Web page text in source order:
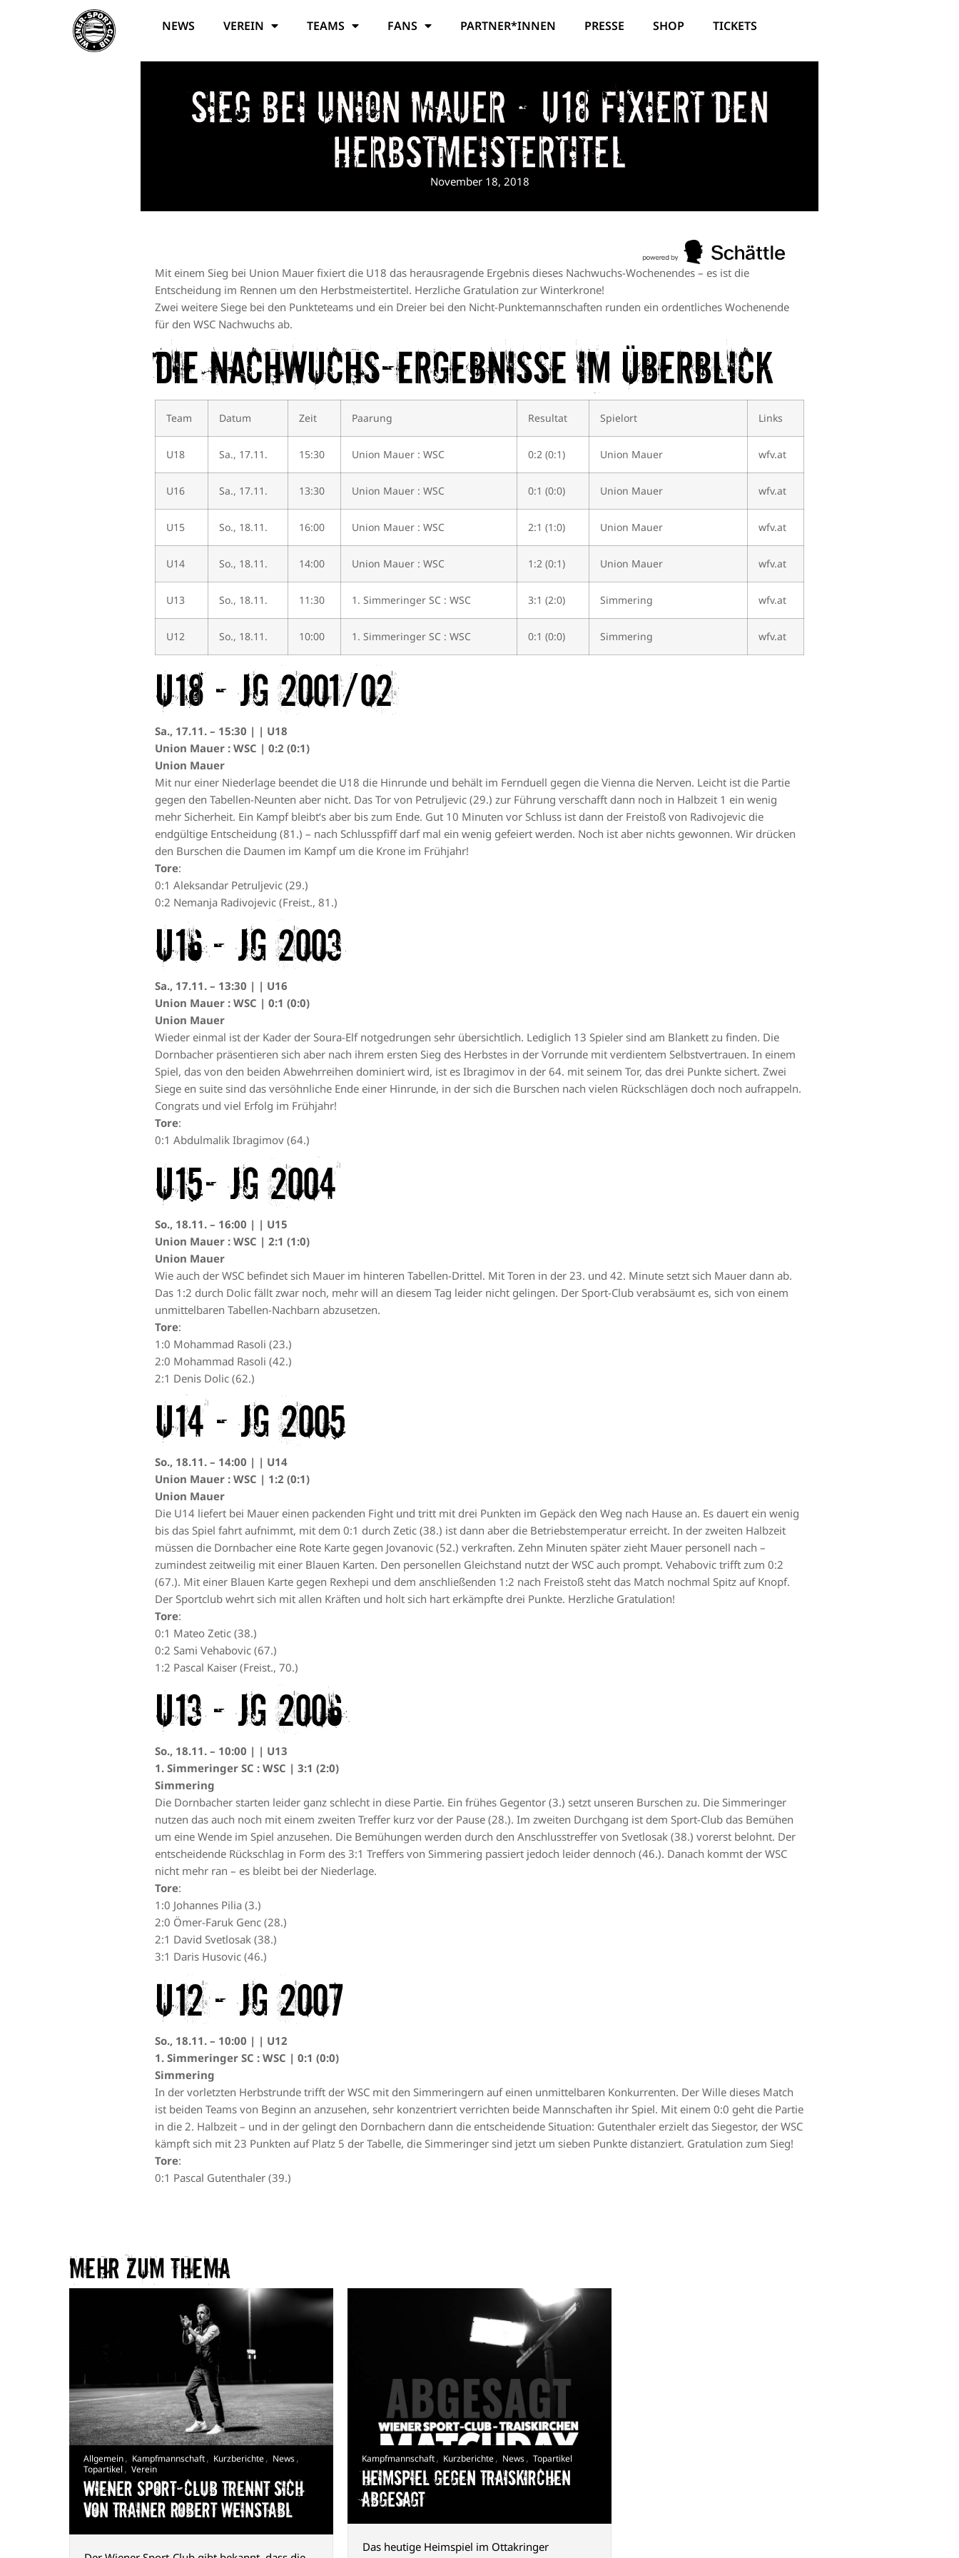
NEWS VEREIN TEAMS FANS PARTNER*INNEN PRESSE SHOP TICKETS
Sieg bei Union Mauer – U18 fixiert den
Herbstmeistertitel
November 18, 2018
Mit einem Sieg bei Union Mauer fixiert die U18 das herausragende Ergebnis dieses Nachwuchs-Wochenendes – es ist die
Entscheidung im Rennen um den Herbstmeistertitel. Herzliche Gratulation zur Winterkrone!
Zwei weitere Siege bei den Punkteteams und ein Dreier bei den Nicht-Punktemannschaften runden ein ordentliches Wochenende
für den WSC Nachwuchs ab.
Die Nachwuchs-Ergebnisse im Überblick
Team Datum Zeit Paarung Resultat Spielort Links
U18 Sa., 17.11. 15:30 Union Mauer : WSC 0:2 (0:1) Union Mauer wfv.at
U16 Sa., 17.11. 13:30 Union Mauer : WSC 0:1 (0:0) Union Mauer wfv.at
U15 So., 18.11. 16:00 Union Mauer : WSC 2:1 (1:0) Union Mauer wfv.at
U14 So., 18.11. 14:00 Union Mauer : WSC 1:2 (0:1) Union Mauer wfv.at
U13 So., 18.11. 11:30 1. Simmeringer SC : WSC 3:1 (2:0) Simmering wfv.at
U12 So., 18.11. 10:00 1. Simmeringer SC : WSC 0:1 (0:0) Simmering wfv.at
U18 – JG 2001/02
Sa., 17.11. – 15:30 | | U18
Union Mauer : WSC | 0:2 (0:1)
Union Mauer
Mit nur einer Niederlage beendet die U18 die Hinrunde und behält im Fernduell gegen die Vienna die Nerven. Leicht ist die Partie
gegen den Tabellen-Neunten aber nicht. Das Tor von Petruljevic (29.) zur Führung verschafft dann noch in Halbzeit 1 ein wenig
mehr Sicherheit. Ein Kampf bleibt‘s aber bis zum Ende. Gut 10 Minuten vor Schluss ist dann der Freistoß von Radivojevic die
endgültige Entscheidung (81.) – nach Schlusspfiff darf mal ein wenig gefeiert werden. Noch ist aber nichts gewonnen. Wir drücken
den Burschen die Daumen im Kampf um die Krone im Frühjahr!
Tore:
0:1 Aleksandar Petruljevic (29.)
0:2 Nemanja Radivojevic (Freist., 81.)
U16 – JG 2003
Sa., 17.11. – 13:30 | | U16
Union Mauer : WSC | 0:1 (0:0)
Union Mauer
Wieder einmal ist der Kader der Soura-Elf notgedrungen sehr übersichtlich. Lediglich 13 Spieler sind am Blankett zu finden. Die
Dornbacher präsentieren sich aber nach ihrem ersten Sieg des Herbstes in der Vorrunde mit verdientem Selbstvertrauen. In einem
Spiel, das von den beiden Abwehrreihen dominiert wird, ist es Ibragimov in der 64. mit seinem Tor, das drei Punkte sichert. Zwei
Siege en suite sind das versöhnliche Ende einer Hinrunde, in der sich die Burschen nach vielen Rückschlägen doch noch aufrappeln.
Congrats und viel Erfolg im Frühjahr!
Tore:
0:1 Abdulmalik Ibragimov (64.)
U15– JG 2004
So., 18.11. – 16:00 | | U15
Union Mauer : WSC | 2:1 (1:0)
Union Mauer
Wie auch der WSC befindet sich Mauer im hinteren Tabellen-Drittel. Mit Toren in der 23. und 42. Minute setzt sich Mauer dann ab.
Das 1:2 durch Dolic fällt zwar noch, mehr will an diesem Tag leider nicht gelingen. Der Sport-Club verabsäumt es, sich von einem
unmittelbaren Tabellen-Nachbarn abzusetzen.
Tore:
1:0 Mohammad Rasoli (23.)
2:0 Mohammad Rasoli (42.)
2:1 Denis Dolic (62.)
U14 – JG 2005
So., 18.11. – 14:00 | | U14
Union Mauer : WSC | 1:2 (0:1)
Union Mauer
Die U14 liefert bei Mauer einen packenden Fight und tritt mit drei Punkten im Gepäck den Weg nach Hause an. Es dauert ein wenig
bis das Spiel fahrt aufnimmt, mit dem 0:1 durch Zetic (38.) ist dann aber die Betriebstemperatur erreicht. In der zweiten Halbzeit
müssen die Dornbacher eine Rote Karte gegen Jovanovic (52.) verkraften. Zehn Minuten später zieht Mauer personell nach –
zumindest zeitweilig mit einer Blauen Karten. Den personellen Gleichstand nutzt der WSC auch prompt. Vehabovic trifft zum 0:2
(67.). Mit einer Blauen Karte gegen Rexhepi und dem anschließenden 1:2 nach Freistoß steht das Match nochmal Spitz auf Knopf.
Der Sportclub wehrt sich mit allen Kräften und holt sich hart erkämpfte drei Punkte. Herzliche Gratulation!
Tore:
0:1 Mateo Zetic (38.)
0:2 Sami Vehabovic (67.)
1:2 Pascal Kaiser (Freist., 70.)
U13 – JG 2006
So., 18.11. – 10:00 | | U13
1. Simmeringer SC : WSC | 3:1 (2:0)
Simmering
Die Dornbacher starten leider ganz schlecht in diese Partie. Ein frühes Gegentor (3.) setzt unseren Burschen zu. Die Simmeringer
nutzen das auch noch mit einem zweiten Treffer kurz vor der Pause (28.). Im zweiten Durchgang ist dem Sport-Club das Bemühen
um eine Wende im Spiel anzusehen. Die Bemühungen werden durch den Anschlusstreffer von Svetlosak (38.) vorerst belohnt. Der
entscheidende Rückschlag in Form des 3:1 Treffers von Simmering passiert jedoch leider dennoch (46.). Danach kommt der WSC
nicht mehr ran – es bleibt bei der Niederlage.
Tore:
1:0 Johannes Pilia (3.)
2:0 Ömer-Faruk Genc (28.)
2:1 David Svetlosak (38.)
3:1 Daris Husovic (46.)
U12 – JG 2007
So., 18.11. – 10:00 | | U12
1. Simmeringer SC : WSC | 0:1 (0:0)
Simmering
In der vorletzten Herbstrunde trifft der WSC mit den Simmeringern auf einen unmittelbaren Konkurrenten. Der Wille dieses Match
ist beiden Teams von Beginn an anzusehen, sehr konzentriert verrichten beide Mannschaften ihr Spiel. Mit einem 0:0 geht die Partie
in die 2. Halbzeit – und in der gelingt den Dornbachern dann die entscheidende Situation: Gutenthaler erzielt das Siegestor, der WSC
kämpft sich mit 23 Punkten auf Platz 5 der Tabelle, die Simmeringer sind jetzt um sieben Punkte distanziert. Gratulation zum Sieg!
Tore:
0:1 Pascal Gutenthaler (39.)
Mehr zum Thema​
Allgemein, Kampfmannschaft, Kurzberichte, News,
Topartikel , Verein
Wiener Sport-Club trennt sich
von Trainer Robert Weinstabl
Kampfmannschaft, Kurzberichte, News, Topartikel
Heimspiel gegen Traiskirchen
abgesagt
Das heutige Heimspiel im Ottakringer